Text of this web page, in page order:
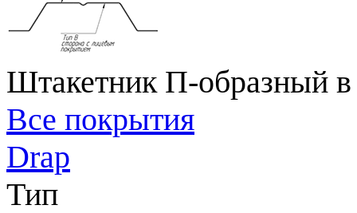
Штакетник П-образный
Все покрытия
Drap
Тип